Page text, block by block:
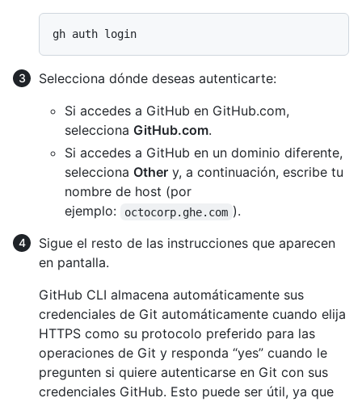
Selecciona dónde deseas autenticarte:
Si accedes a GitHub en GitHub.com,
selecciona GitHub.com.
Si accedes a GitHub en un dominio diferente,
selecciona Other y, a continuación, escribe tu
nombre de host (por
ejemplo:
octocorp.ghe.com ).
Sigue el resto de las instrucciones que aparecen
en pantalla.
GitHub CLI almacena automáticamente sus
credenciales de Git automáticamente cuando elija
HTTPS como su protocolo preferido para las
operaciones de Git y responda “yes” cuando le
pregunten si quiere autenticarse en Git con sus
credenciales GitHub. Esto puede ser útil, ya que